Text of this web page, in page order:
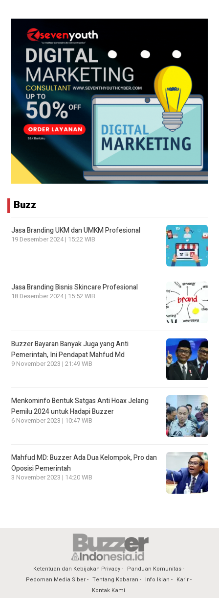
Buzz
Jasa Branding UKM dan UMKM Profesional
19 Desember 2024 | 15:22 WIB
Jasa Branding Bisnis Skincare Profesional
18 Desember 2024 | 15:52 WIB
Buzzer Bayaran Banyak Juga yang Anti
Pemerintah, Ini Pendapat Mahfud Md
9 November 2023 | 21:49 WIB
Menkominfo Bentuk Satgas Anti Hoax Jelang
Pemilu 2024 untuk Hadapi Buzzer
6 November 2023 | 10:47 WIB
Mahfud MD: Buzzer Ada Dua Kelompok, Pro dan
Oposisi Pemerintah
3 November 2023 | 14:20 WIB
Ketentuan dan Kebijakan Privacy
Panduan Komunitas
Pedoman Media Siber
Tentang Kobaran Info Iklan
Karir
Kontak Kami